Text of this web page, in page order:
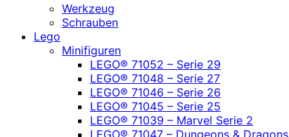
Werkzeug
Schrauben
Lego
Minifiguren
LEGO® 71052 – Serie 29
LEGO® 71048 – Serie 27
LEGO® 71046 – Serie 26
LEGO® 71045 – Serie 25
LEGO® 71039 – Marvel Serie 2
LEGO® 71047 – Dungeons & Dragons